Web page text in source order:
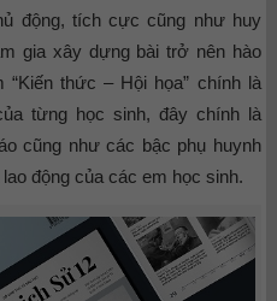
động, tích cực cũng như huy
gia xây dựng bài trở nên hào
thức – Hội họa” chính là
từng học sinh, đây chính là
cũng như các bậc phụ huynh
động của các em học sinh.